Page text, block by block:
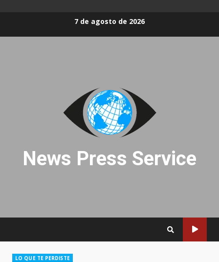
7 de agosto de 2026
News Press Service
LO QUE TE PERDISTE